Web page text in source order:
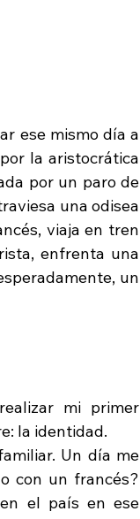
ese mismo día a
la aristocrática
por un paro de
una odisea
viaja en tren
enfrenta una
un
mi primer
la identidad.
Un día me
con un francés?
el país en ese